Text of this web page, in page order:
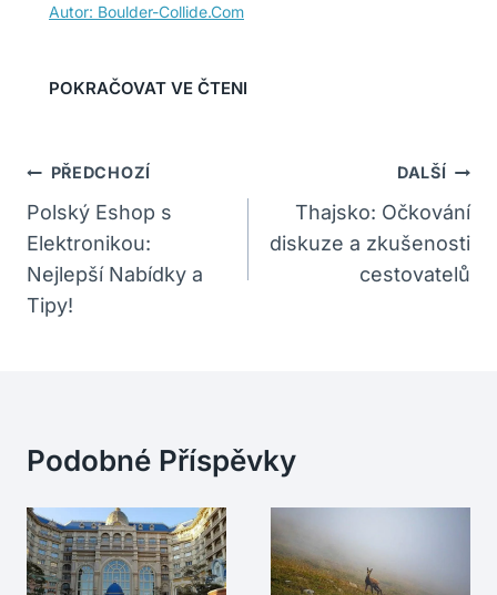
Navigace
Pro
Příspěvek
PŘEDCHOZÍ
Polský Eshop s
Elektronikou:
Nejlepší Nabídky a
Tipy!
DALŠÍ
Thajsko: Očkování
diskuze a zkušenosti
cestovatelů
Podobné Příspěvky